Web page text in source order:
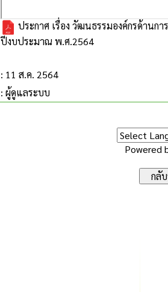
ประกาศ เรื่อง วัฒนธรรมองค์กรด้านก
ปีงบประมาณ พ.ศ.2564
: 11 ส.ค. 2564
: ผู้ดูแลระบบ
Powered